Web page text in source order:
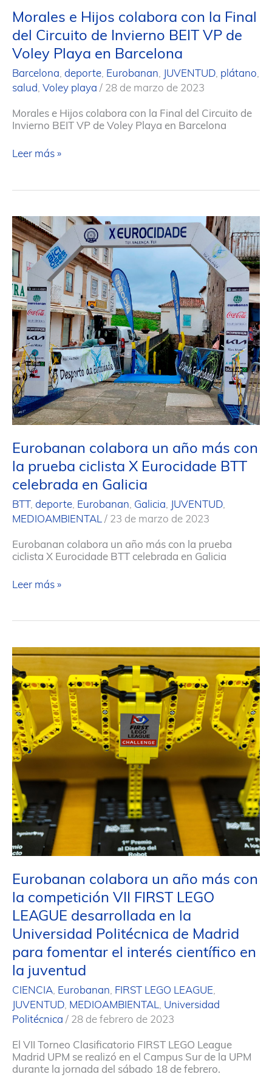
Morales e Hijos colabora con la Final
del Circuito de Invierno BEIT VP de
Voley Playa en Barcelona
Barcelona, deporte, Eurobanan, JUVENTUD, plátano,
salud, Voley playa / 28 de marzo de 2023
Morales e Hijos colabora con la Final del Circuito de
Invierno BEIT VP de Voley Playa en Barcelona
Morales
colabora
la
Final
del
Circuito
de
Invierno
BEIT
VP
de
Voley
Playa
en
Barcelona
Leer más »
Eurobanan colabora un año más con
la prueba ciclista X Eurocidade BTT
celebrada en Galicia
BTT , deporte, Eurobanan, Galicia, JUVENTUD,
MEDIOAMBIENTAL / 23 de marzo de 2023
Eurobanan colabora un año más con la prueba
ciclista X Eurocidade BTT celebrada en Galicia
Eurobanan
año
con
la
prueba
ciclista
X
Eurocidade
BTT
celebrada
en
Galicia
Leer más »
Eurobanan colabora un año más con
la competición VII FIRST LEGO
LEAGUE desarrollada en la
Universidad Politécnica de Madrid
para fomentar el interés científico en
la juventud
CIENCIA, Eurobanan, FIRST LEGO LEAGUE,
JUVENTUD, MEDIOAMBIENTAL, Universidad
Politécnica / 28 de febrero de 2023
El VII Torneo Clasificatorio FIRST LEGO League
Madrid UPM se realizó en el Campus Sur de la UPM
durante la jornada del sábado 18 de febrero.